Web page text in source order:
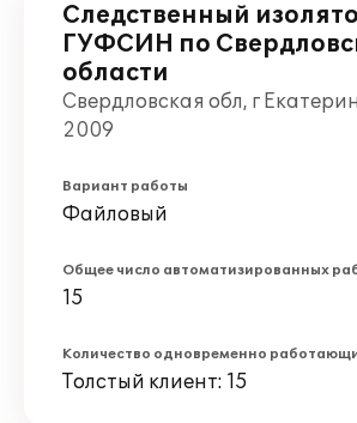
Следственный
ГУФСИН по
области
Свердловская обл, г
2009
Вариант работы
Файловый
Общее число автоматизированных
15
Количество одновременно
Толстый клиент: 15